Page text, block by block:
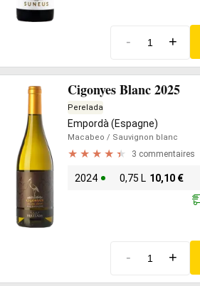
- +
Cigonyes Blanc 2025
Perelada
Empordà (Espagne)
Macabeo / Sauvignon blanc
3 commentaires
2024 0,75 L 10,10 €
- +